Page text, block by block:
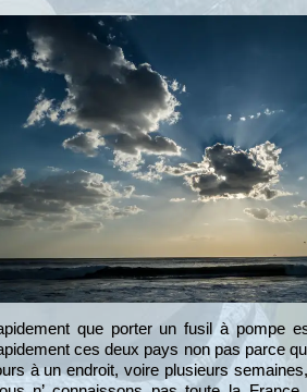
que porter un fusil à pompe
ces deux pays non pas parce
à un endroit, voire plusieurs